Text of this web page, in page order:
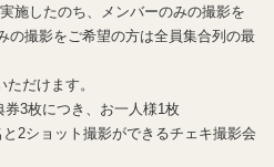
施したのち、メンバーのみの撮影を
の撮影をご希望の方は全員集合列の最
だけます。
3枚につき、お一人様1枚
2ショット撮影ができるチェキ撮影会